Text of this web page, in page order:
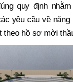
quy định
yêu cầu về
theo hồ sơ mời